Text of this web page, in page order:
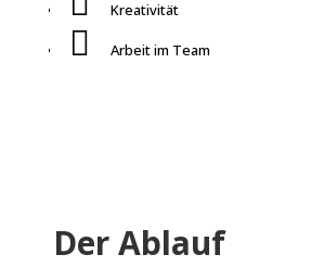
Kreativität
 Arbeit im Team
Der Ablauf